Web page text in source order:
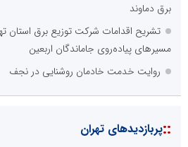
برق دماوند
تشریح اقدامات شرکت توزیع برق استان
مسیرهای پیاده‌روی جاماندگان اربعین
روایت خدمت خادمان روشنایی در نجف
::پربازدیدهای تهران